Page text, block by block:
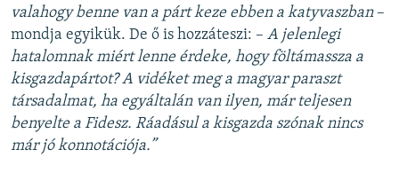
valahogy benne van a párt keze ebben a katyvaszban–
mondja egyikük. De ő is hozzáteszi: – A jelenlegi
hatalomnak miért lenne érdeke, hogy föltámassza a
kisgazdapártot? A vidéket meg a magyar paraszt
társadalmat, ha egyáltalán van ilyen, már teljesen
benyelte a Fidesz. Ráadásul a kisgazda szónak nincs
már jó konnotációja.”